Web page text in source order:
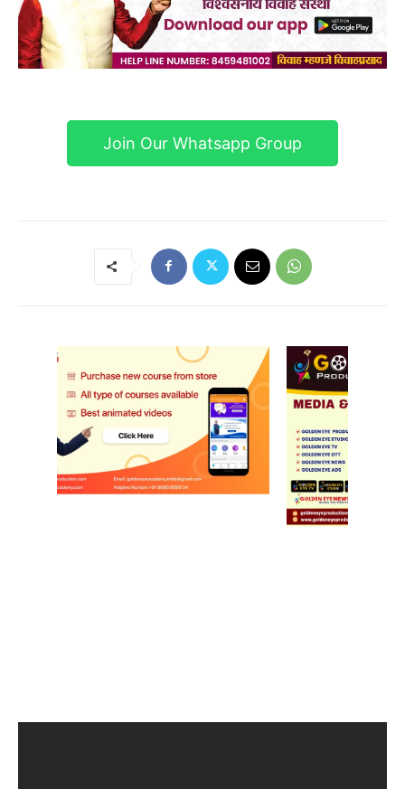
Join Our Whatsapp Group